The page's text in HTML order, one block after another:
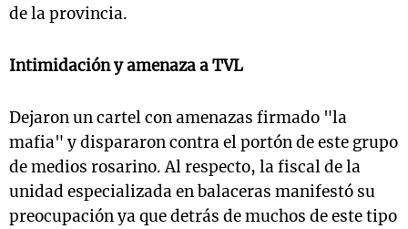
de la provincia.
Intimidación y amenaza a TVL
Dejaron un cartel con amenazas firmado "la
mafia" y dispararon contra el portón de este grupo
de medios rosarino. Al respecto, la fiscal de la
unidad especializada en balaceras manifestó su
preocupación ya que detrás de muchos de este tipo